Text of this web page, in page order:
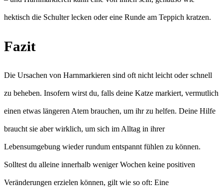
hektisch die Schulter lecken oder eine Runde am Teppich kratzen.
Fazit
Die Ursachen von Harnmarkieren sind oft nicht leicht oder schnell
zu beheben. Insofern wirst du, falls deine Katze markiert, vermutlich
einen etwas längeren Atem brauchen, um ihr zu helfen. Deine Hilfe
braucht sie aber wirklich, um sich im Alltag in ihrer
Lebensumgebung wieder rundum entspannt fühlen zu können.
Solltest du alleine innerhalb weniger Wochen keine positiven
Veränderungen erzielen können, gilt wie so oft: Eine